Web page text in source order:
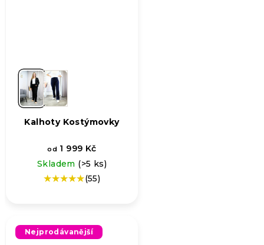
Kalhoty Kostýmovky
od 1 999 Kč
Skladem (>5 ks)
Průměrné
5,0
z
(55)
Nejprodávanější